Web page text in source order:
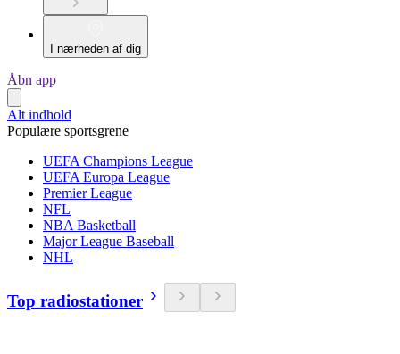
I nærheden af dig
Åbn app
Alt indhold
Populære sportsgrene
UEFA Champions League
UEFA Europa League
Premier League
NFL
NBA Basketball
Major League Baseball
NHL
Top radiostationer